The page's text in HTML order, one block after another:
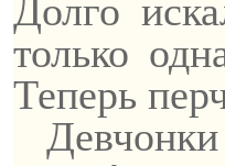
Долго
только
Теперь